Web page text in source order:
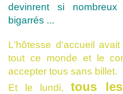
devinrent si
bigarrés ...
L'hôtesse d'accueil
tout ce monde et le
accepter tous sans billet.
Et le lundi,
tous